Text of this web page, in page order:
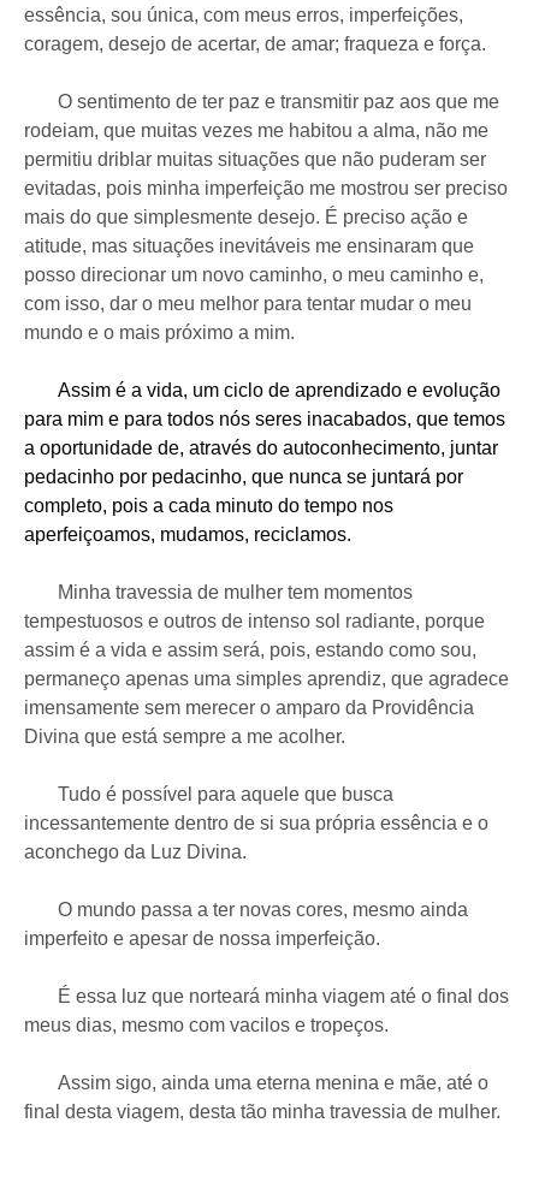
essência, sou única, com meus erros, imperfeições,
coragem, desejo de acertar, de amar; fraqueza e força.
O sentimento de ter paz e transmitir paz aos que me
rodeiam, que muitas vezes me habitou a alma, não me
permitiu driblar muitas situações que não puderam ser
evitadas, pois minha imperfeição me mostrou ser preciso
mais do que simplesmente desejo. É preciso ação e
atitude, mas situações inevitáveis me ensinaram que
posso direcionar um novo caminho, o meu caminho e,
com isso, dar o meu melhor para tentar mudar o meu
mundo e o mais próximo a mim.
Assim é a vida, um ciclo de aprendizado e evolução
para mim e para todos nós seres inacabados, que temos
a oportunidade de, através do autoconhecimento, juntar
pedacinho por pedacinho, que nunca se juntará por
completo, pois a cada minuto do tempo nos
aperfeiçoamos, mudamos, reciclamos.
Minha travessia de mulher tem momentos
tempestuosos e outros de intenso sol radiante, porque
assim é a vida e assim será, pois, estando como sou,
permaneço apenas uma simples aprendiz, que agradece
imensamente sem merecer o amparo da Providência
Divina que está sempre a me acolher.
Tudo é possível para aquele que busca
incessantemente dentro de si sua própria essência e o
aconchego da Luz Divina.
O mundo passa a ter novas cores, mesmo ainda
imperfeito e apesar de nossa imperfeição.
É essa luz que norteará minha viagem até o final dos
meus dias, mesmo com vacilos e tropeços.
Assim sigo, ainda uma eterna menina e mãe, até o
final desta viagem, desta tão minha travessia de mulher.